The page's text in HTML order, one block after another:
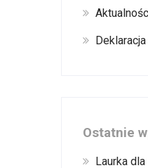
Ostatnie
Laurka